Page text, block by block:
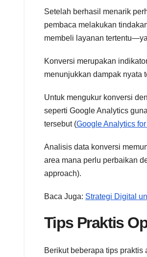
Setelah berhasil menarik
pembaca melakukan
membeli layanan
Konversi merupakan
menunjukkan dampak nyata
Untuk mengukur konversi
seperti Google Analytics
tersebut (Google Analytics for
Analisis data konversi
area mana perlu perbaikan
approach).
Baca Juga: Strategi Digital
Tips Praktis
Berikut beberapa tips